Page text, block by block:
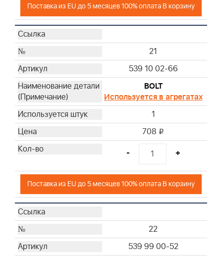
Поставка из EU до 5 месяцев 100% оплата В корзину
21
539 10 02-66
BOLT
Используется в агрегатах
1
708 i
- +
Поставка из EU до 5 месяцев 100% оплата В корзину
22
539 99 00-52